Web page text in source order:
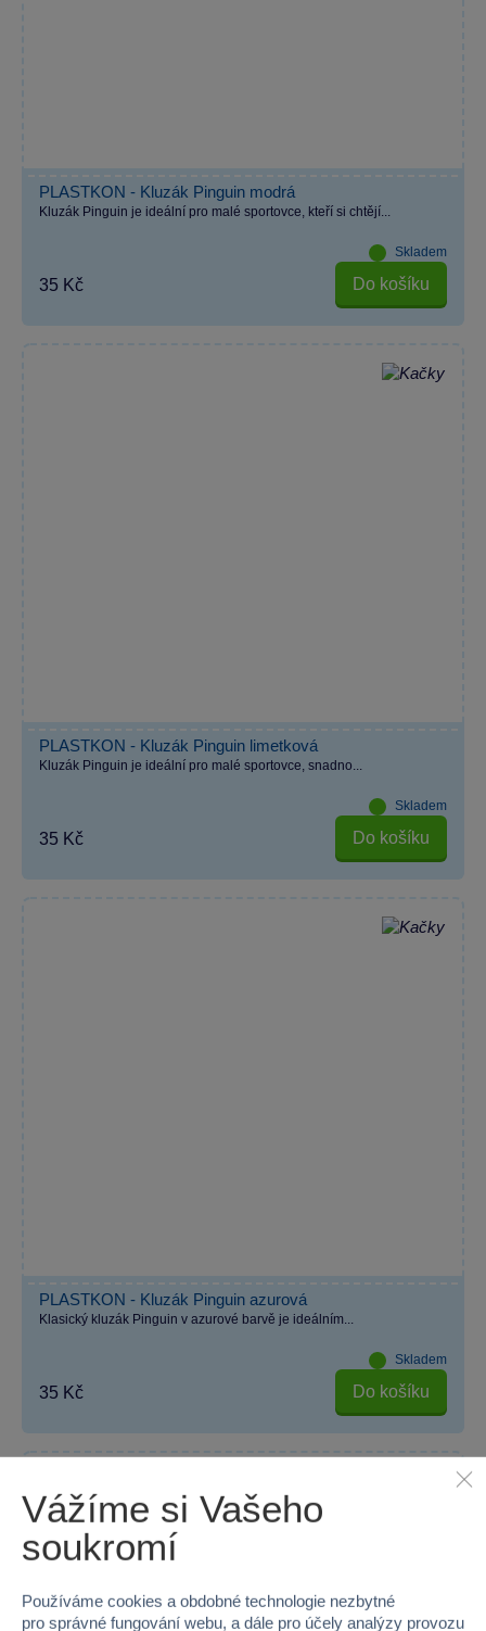
PLASTKON - Kluzák Pinguin modrá
Kluzák Pinguin je ideální pro malé sportovce, kteří si chtějí...
Skladem
35 Kč Do košíku
PLASTKON - Kluzák Pinguin limetková
Kluzák Pinguin je ideální pro malé sportovce, snadno...
Skladem
35 Kč Do košíku
PLASTKON - Kluzák Pinguin azurová
Klasický kluzák Pinguin v azurové barvě je ideálním...
Skladem
35 Kč Do košíku
Vážíme si Vašeho
soukromí
Používáme cookies a obdobné technologie nezbytné
pro správné fungování webu, a dále pro účely analýzy provozu